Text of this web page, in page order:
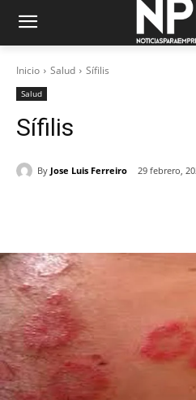
Inicio Salud Sífilis
Salud
Sífilis
By Jose Luis Ferreiro 29 febrero,